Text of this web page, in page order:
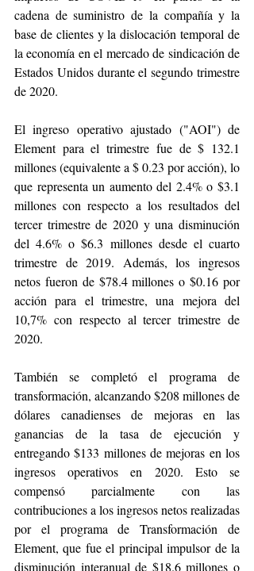
cadena de suministro de la compañía y la
base de clientes y la dislocación temporal de
la economía en el mercado de sindicación de
Estados Unidos durante el segundo trimestre
de 2020.
El ingreso operativo ajustado ("AOI") de
Element para el trimestre fue de $ 132.1
millones (equivalente a $ 0.23 por acción), lo
que representa un aumento del 2.4% o $3.1
millones con respecto a los resultados del
tercer trimestre de 2020 y una disminución
del 4.6% o $6.3 millones desde el cuarto
trimestre de 2019. Además, los ingresos
netos fueron de $78.4 millones o $0.16 por
acción para el trimestre, una mejora del
10,7% con respecto al tercer trimestre de
2020.
También se completó el programa de
transformación, alcanzando $208 millones de
dólares canadienses de mejoras en las
ganancias de la tasa de ejecución y
entregando $133 millones de mejoras en los
ingresos operativos en 2020. Esto se
compensó parcialmente con las
contribuciones a los ingresos netos realizadas
por el programa de Transformación de
Element, que fue el principal impulsor de la
disminución interanual de $18.6 millones o